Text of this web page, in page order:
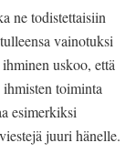
ne todistettaisiin
vainotuksi
uskoo, että
toiminta
esimerkiksi
juuri hänelle.